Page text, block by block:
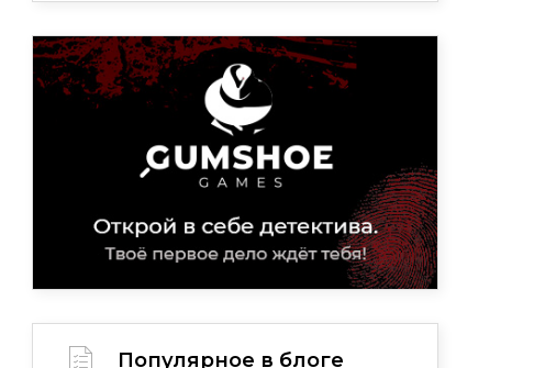
Популярное в блоге